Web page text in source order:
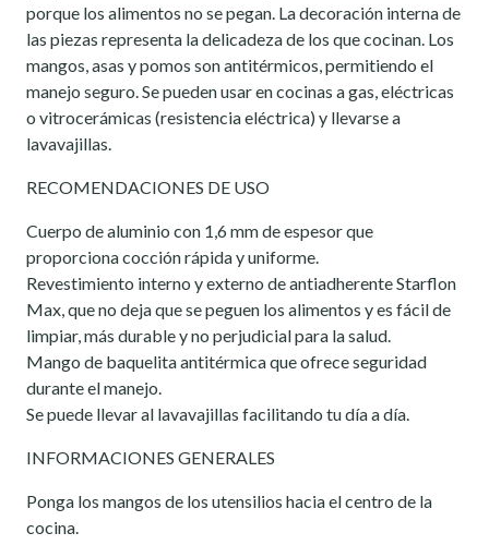
porque los alimentos no se pegan. La decoración interna de
las piezas representa la delicadeza de los que cocinan. Los
mangos, asas y pomos son antitérmicos, permitiendo el
manejo seguro. Se pueden usar en cocinas a gas, eléctricas
o vitrocerámicas (resistencia eléctrica) y llevarse a
lavavajillas.
RECOMENDACIONES DE USO
Cuerpo de aluminio con 1,6 mm de espesor que
proporciona cocción rápida y uniforme.
Revestimiento interno y externo de antiadherente Starflon
Max, que no deja que se peguen los alimentos y es fácil de
limpiar, más durable y no perjudicial para la salud.
Mango de baquelita antitérmica que ofrece seguridad
durante el manejo.
Se puede llevar al lavavajillas facilitando tu día a día.
INFORMACIONES GENERALES
Ponga los mangos de los utensilios hacia el centro de la
cocina.